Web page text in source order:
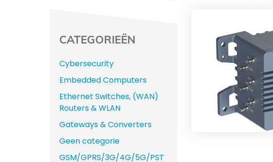
CATEGORIEËN
Cybersecurity
Embedded Computers
Ethernet Switches, (WAN)
Routers & WLAN
Gateways & Converters
Geen categorie
GSM/GPRS/3G/4G/5G/PST